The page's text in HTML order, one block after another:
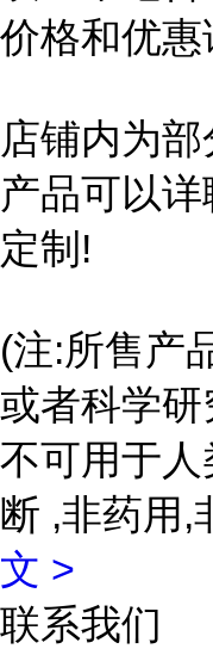
价格和优
店铺内为
产品可以
定制!
(注:所售产
或者科学
不可用于
断 ,非药用,
文 >
联系我们